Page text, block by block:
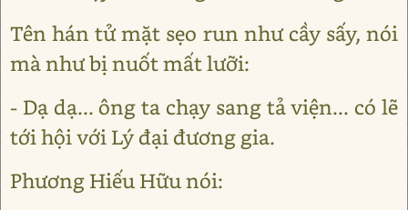
Tên hán tử mặt sẹo run như cầy sấy, nói
mà như bị nuốt mất lưỡi:
- Dạ dạ... ông ta chạy sang tả viện... có lẽ
tới hội với Lý đại đương gia.
Phương Hiếu Hữu nói: